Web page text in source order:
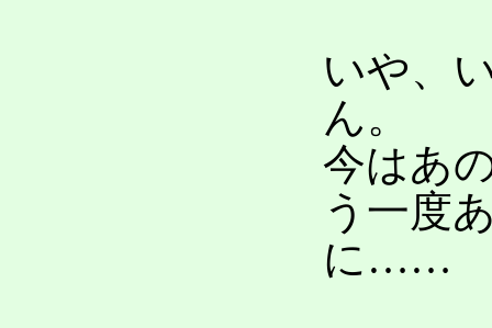
いや、
ん。
今はあ
う一度
に……